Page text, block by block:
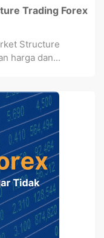
Trading Forex
Structure
harga dan...